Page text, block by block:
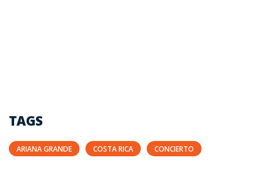
TAGS
ARIANA GRANDE COSTA RICA CONCIERTO